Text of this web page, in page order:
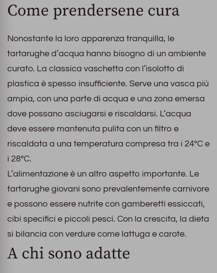
Come prendersene cura
Nonostante la loro apparenza tranquilla, le
tartarughe d’acqua hanno bisogno di un ambiente
curato. La classica vaschetta con l’isolotto di
plastica è spesso insufficiente. Serve una vasca più
ampia, con una parte di acqua e una zona emersa
dove possano asciugarsi e riscaldarsi. L’acqua
deve essere mantenuta pulita con un filtro e
riscaldata a una temperatura compresa tra i 24°C e
i 28°C.
L’alimentazione è un altro aspetto importante. Le
tartarughe giovani sono prevalentemente carnivore
e possono essere nutrite con gamberetti essiccati,
cibi specifici e piccoli pesci. Con la crescita, la dieta
si bilancia con verdure come lattuga e carote.
A chi sono adatte